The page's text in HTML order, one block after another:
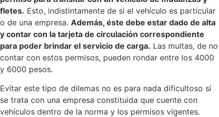
fletes. Esto, indistintamente de si el vehículo es particular
o de una empresa. Además, éste debe estar dado de alta
y contar con la tarjeta de circulación correspondiente
para poder brindar el servicio de carga. Las multas, de no
contar con estos permisos, pueden rondar entre los 4000
y 6000 pesos.
Evitar este tipo de dilemas no es para nada dificultoso sí
se trata con una empresa constituida que cuente con
vehículos dentro de la norma y los permisos vigentes.